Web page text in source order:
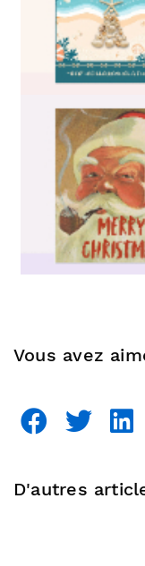
Vous avez
D'autres